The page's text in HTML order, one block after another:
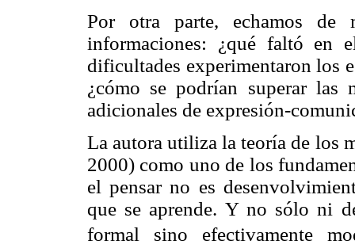
Por otra parte, echamos de
informaciones: ¿qué faltó en
dificultades experimentaron los
¿cómo se podrían superar las
adicionales de expresión-
La autora utiliza la teoría de los
2000) como uno de los
el pensar no es
que se aprende. Y no sólo ni
formal sino efectivamente